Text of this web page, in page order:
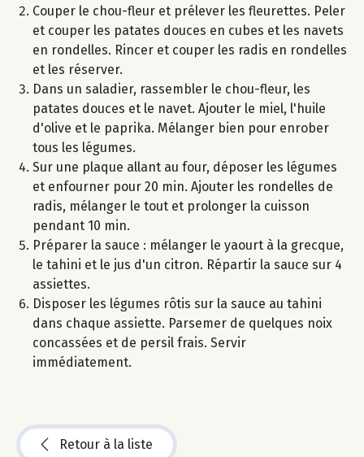
Couper le chou-fleur et prélever les fleurettes. Peler
et couper les patates douces en cubes et les navets
en rondelles. Rincer et couper les radis en rondelles
et les réserver.
Dans un saladier, rassembler le chou-fleur, les
patates douces et le navet. Ajouter le miel, l'huile
d'olive et le paprika. Mélanger bien pour enrober
tous les légumes.
Sur une plaque allant au four, déposer les légumes
et enfourner pour 20 min. Ajouter les rondelles de
radis, mélanger le tout et prolonger la cuisson
pendant 10 min.
Préparer la sauce : mélanger le yaourt à la grecque,
le tahini et le jus d'un citron. Répartir la sauce sur 4
assiettes.
Disposer les légumes rôtis sur la sauce au tahini
dans chaque assiette. Parsemer de quelques noix
concassées et de persil frais. Servir
immédiatement.
Retour à la liste